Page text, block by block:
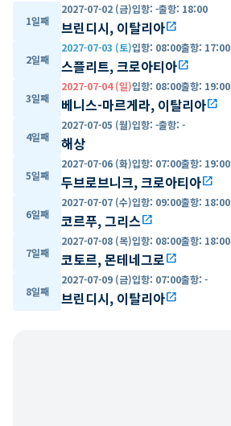
1일째
2027-07-02 (금)입항: -출항: 18:00
브린디시, 이탈리아open_in_new
2일째
2027-07-03 (토)입항: 08:00출항: 17:00
스플리트, 크로아티아open_in_new
3일째
2027-07-04 (일)입항: 08:00출항: 19:00
베니스-마르게라, 이탈리아open_in_new
4일째
2027-07-05 (월)입항: -출항: -
해상
5일째
2027-07-06 (화)입항: 07:00출항: 19:00
두브로브니크, 크로아티아open_in_new
6일째
2027-07-07 (수)입항: 09:00출항: 18:00
코르푸, 그리스open_in_new
7일째
2027-07-08 (목)입항: 08:00출항: 18:00
코토르, 몬테네그로open_in_new
8일째
2027-07-09 (금)입항: 07:00출항: -
브린디시, 이탈리아open_in_new